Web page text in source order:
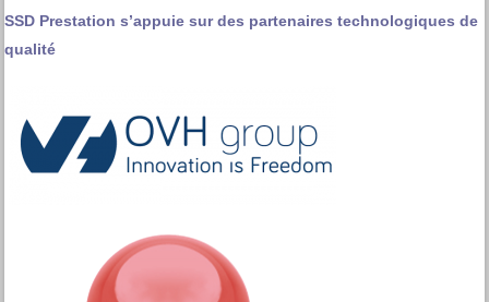
SSD Prestation s’appuie sur des partenaires technologiques de
qualité